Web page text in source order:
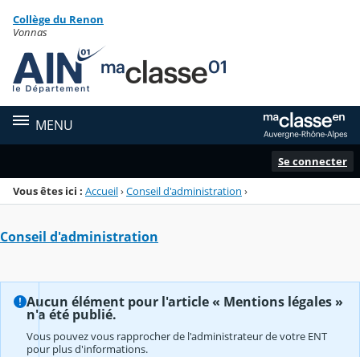
Menu de la rubrique
Contenu
Collège du Renon
Vonnas
MENU
Se connecter
Vous êtes ici : Accueil›Conseil d'administration ›
Conseil d'administration
Aucun élément pour l'article « Mentions légales »
n'a été publié.
Vous pouvez vous rapprocher de l'administrateur de votre ENT
pour plus d'informations.